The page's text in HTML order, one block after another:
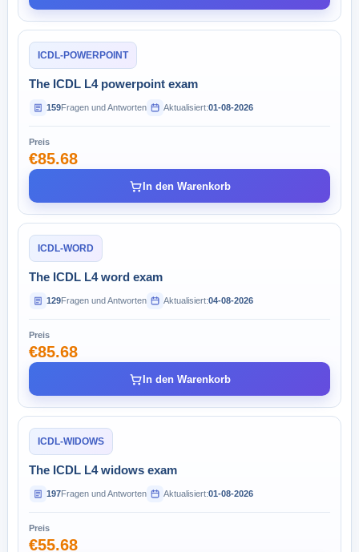
ICDL-POWERPOINT
The ICDL L4 powerpoint exam
159Fragen und Antworten Aktualisiert:01-08-2026
Preis
€85.68
In den Warenkorb
ICDL-WORD
The ICDL L4 word exam
129Fragen und Antworten Aktualisiert:04-08-2026
Preis
€85.68
In den Warenkorb
ICDL-WIDOWS
The ICDL L4 widows exam
197Fragen und Antworten Aktualisiert:01-08-2026
Preis
€55.68